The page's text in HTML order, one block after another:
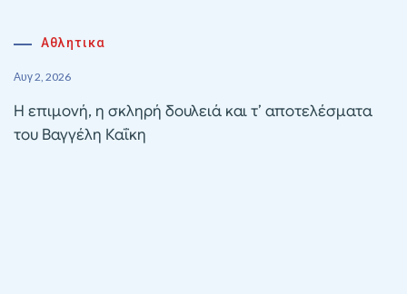
Αθλητικα
Αυγ 2, 2026
Η επιμονή, η σκληρή δουλειά και τ’ αποτελέσματα
του Βαγγέλη Καΐκη